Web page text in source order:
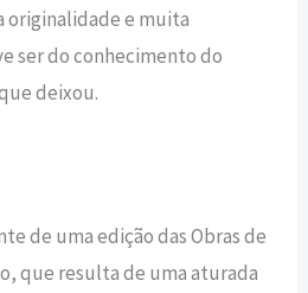
originalidade e muita
ser do conhecimento do
deixou.
de uma edição das Obras de
que resulta de uma aturada